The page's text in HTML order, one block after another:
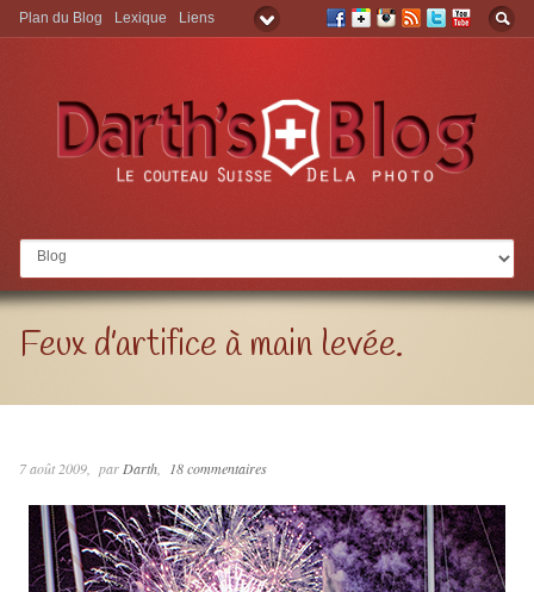
Aller à:
Plan du Blog Lexique Liens
Feux d’artifice à main levée.
7 août 2009 parDarth 18 commentaires